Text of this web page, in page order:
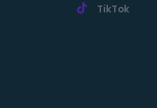
TikTok